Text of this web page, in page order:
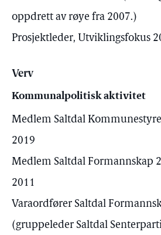
oppdrett av røye fra 2007.)
Prosjektleder, Utviklingsfokus
Verv
Kommunalpolitisk aktivitet
Medlem Saltdal
2019
Medlem Saltdal Formannskap
2011
Varaordfører Saltdal
(gruppeleder Saltdal